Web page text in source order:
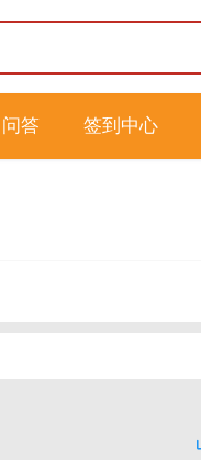
问答 签到中心